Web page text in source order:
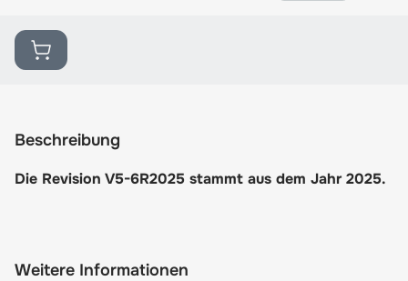
Beschreibung
Die Revision V5-6R2025 stammt aus dem Jahr 2025.
Weitere Informationen